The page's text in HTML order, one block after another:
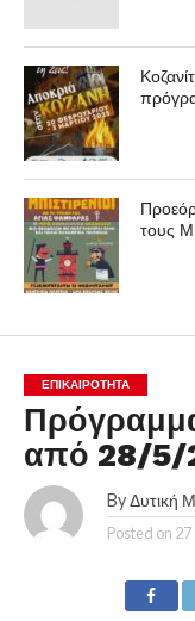
τους
ΕΠΙΚΑΙΡΟΤΗΤΑ
από 28/5/
By Δυτική
Posted on 27